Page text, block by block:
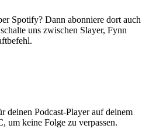
Spotify? Dann abonniere dort auch
uns zwischen Slayer, Fynn
deinen Podcast-Player auf deinem
um keine Folge zu verpassen.